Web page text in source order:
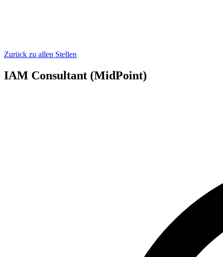
Zurück zu allen Stellen
IAM Consultant (MidPoint)